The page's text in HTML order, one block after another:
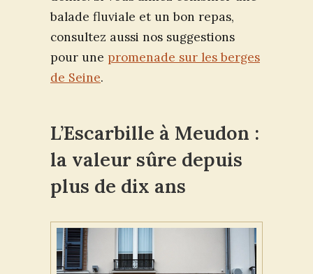
balade fluviale et un bon repas,
consultez aussi nos suggestions
pour une promenade sur les berges
de Seine.
L’Escarbille à Meudon :
la valeur sûre depuis
plus de dix ans